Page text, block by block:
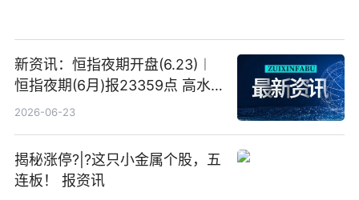
新资讯：恒指夜期开盘(6.23)︱
恒指夜期(6月)报23359点 高水
23点
2026-06-23
揭秘涨停?|?这只小金属个股，五
连板！ 报资讯